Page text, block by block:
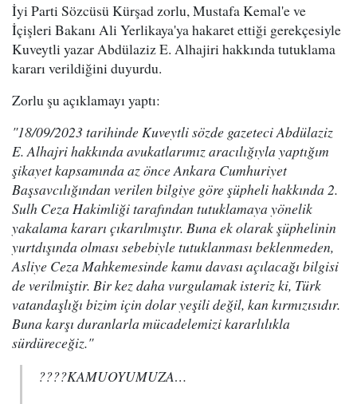
İyi Parti Sözcüsü Kürşad zorlu, Mustafa Kemal'e ve
İçişleri Bakanı Ali Yerlikaya'ya hakaret ettiği gerekçesiyle
Kuveytli yazar Abdülaziz E. Alhajiri hakkında tutuklama
kararı verildiğini duyurdu.
Zorlu şu açıklamayı yaptı:
"18/09/2023 tarihinde Kuveytli sözde gazeteci Abdülaziz
E. Alhajri hakkında avukatlarımız aracılığıyla yaptığım
şikayet kapsamında az önce Ankara Cumhuriyet
Başsavcılığından verilen bilgiye göre şüpheli hakkında 2.
Sulh Ceza Hakimliği tarafından tutuklamaya yönelik
yakalama kararı çıkarılmıştır. Buna ek olarak şüphelinin
yurtdışında olması sebebiyle tutuklanması beklenmeden,
Asliye Ceza Mahkemesinde kamu davası açılacağı bilgisi
de verilmiştir. Bir kez daha vurgulamak isteriz ki, Türk
vatandaşlığı bizim için dolar yeşili değil, kan kırmızısıdır.
Buna karşı duranlarla mücadelemizi kararlılıkla
sürdüreceğiz."
????KAMUOYUMUZA…